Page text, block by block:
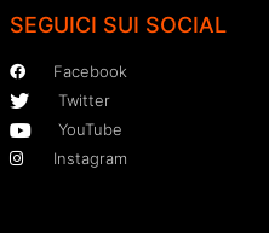
SEGUICI SUI SOCIAL
Facebook
Twitter
YouTube
Instagram